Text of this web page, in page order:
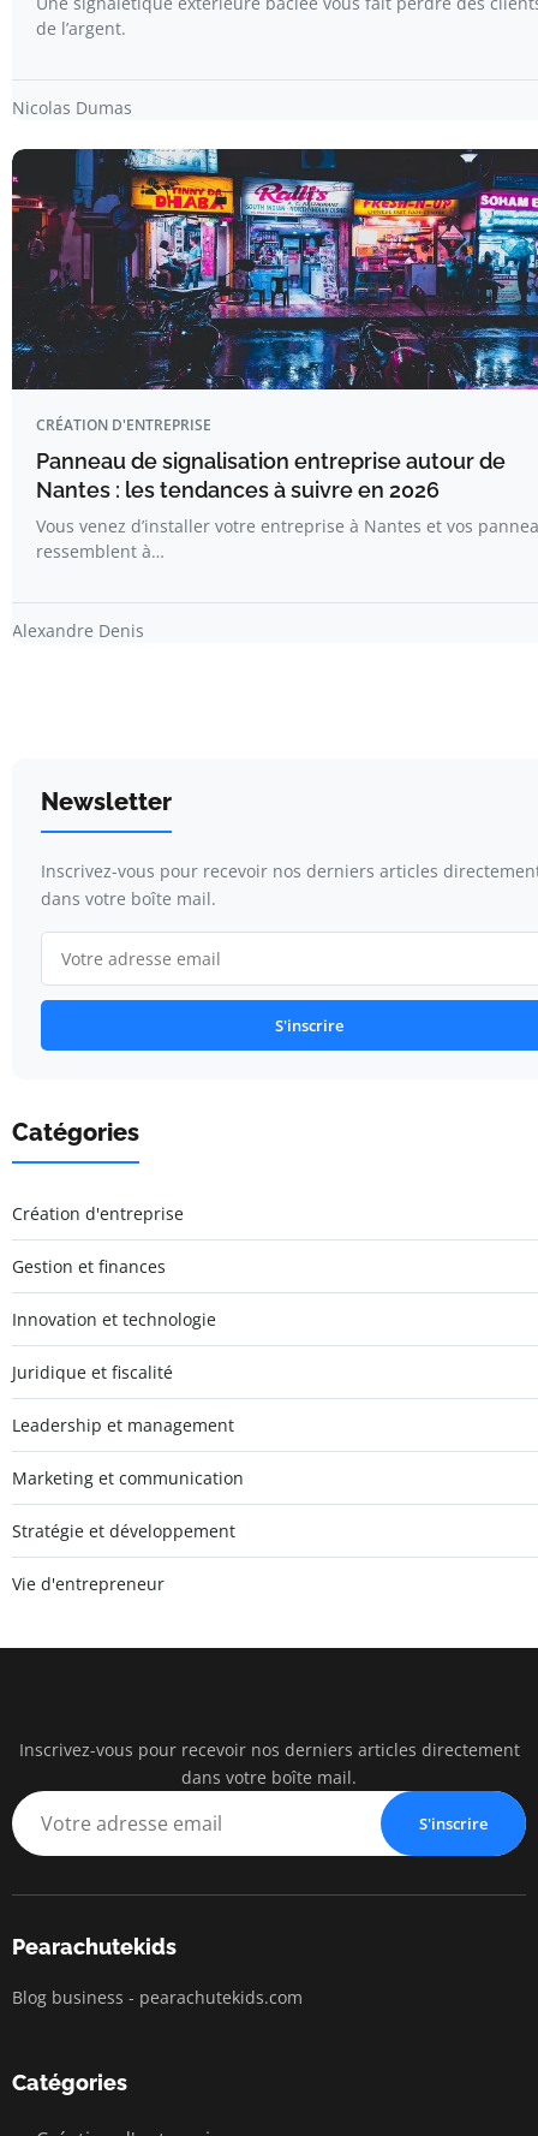
de l’argent.
Nicolas Dumas
CRÉATION D'ENTREPRISE
Panneau de signalisation entreprise autour de
Nantes : les tendances à suivre en 2026
Vous venez d’installer votre entreprise à Nantes et vos
ressemblent à…
Alexandre Denis
Newsletter
Inscrivez-vous pour recevoir nos derniers articles
dans votre boîte mail.
S'inscrire
Catégories
Création d'entreprise
Gestion et finances
Innovation et technologie
Juridique et fiscalité
Leadership et management
Marketing et communication
Stratégie et développement
Vie d'entrepreneur
Business
Inscrivez-vous pour recevoir nos derniers articles directement
dans votre boîte mail.
S'inscrire
Pearachutekids
Blog business - pearachutekids.com
Catégories